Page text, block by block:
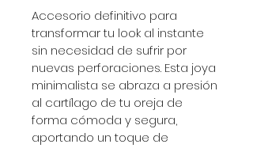
Accesorio definitivo para
transformar tu look al instante
sin necesidad de sufrir por
nuevas perforaciones. Esta joya
minimalista se abraza a presión
al cartílago de tu oreja de
forma cómoda y segura,
aportando un toque de